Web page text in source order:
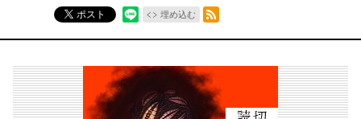
ポスト 埋め込む
RSSフィード